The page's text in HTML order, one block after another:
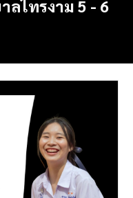
ลไทรงาม 5 - 6